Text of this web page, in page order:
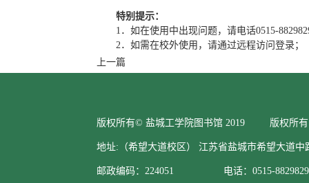
特别提示：
1．如在使用中出现问题，请电话0515-
2．如需在校外使用，请通过远程访问 登录；
上一篇
版权所有© 盐城工学院图书馆 2019 版权所有
地址:（希望大道校区） 江苏省盐城市希望大道
邮政编码：224051 电话：0515-